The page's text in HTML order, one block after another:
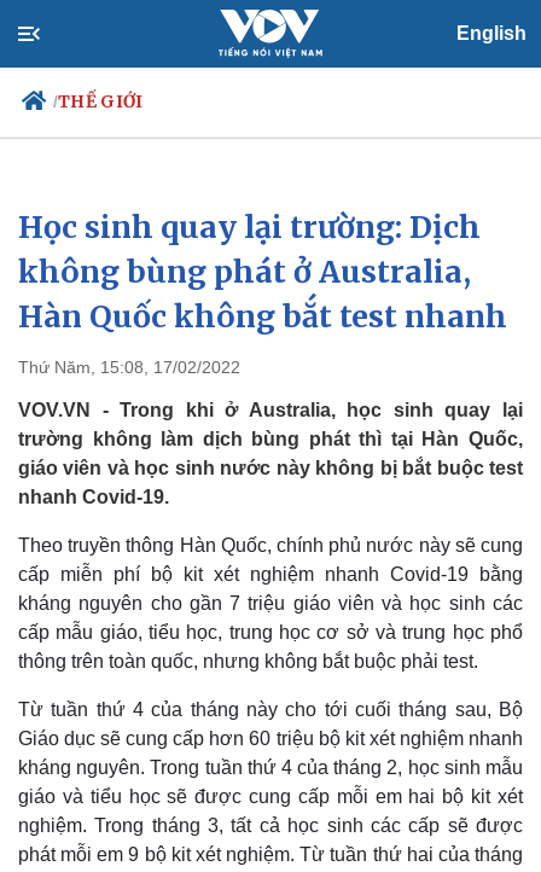
English
/THẾ GIỚI
Chính trị
Đảng
Tổ chức nhân sự
Quốc hội
Nhận diện sự thật
Xã hội
Tin 24h
Dự báo thời tiết
Giáo dục
Học sinh quay lại trường: Dịch
không bùng phát ở Australia,
Hàn Quốc không bắt test nhanh
Thứ Năm, 15:08, 17/02/2022
VOV.VN - Trong khi ở Australia, học sinh quay lại
trường không làm dịch bùng phát thì tại Hàn Quốc,
giáo viên và học sinh nước này không bị bắt buộc test
nhanh Covid-19.
Theo truyền thông Hàn Quốc, chính phủ nước này sẽ cung
cấp miễn phí bộ kit xét nghiệm nhanh Covid-19 bằng
kháng nguyên cho gần 7 triệu giáo viên và học sinh các
cấp mẫu giáo, tiểu học, trung học cơ sở và trung học phổ
thông trên toàn quốc, nhưng không bắt buộc phải test.
Từ tuần thứ 4 của tháng này cho tới cuối tháng sau, Bộ
Giáo dục sẽ cung cấp hơn 60 triệu bộ kit xét nghiệm nhanh
kháng nguyên. Trong tuần thứ 4 của tháng 2, học sinh mẫu
giáo và tiểu học sẽ được cung cấp mỗi em hai bộ kit xét
nghiệm. Trong tháng 3, tất cả học sinh các cấp sẽ được
phát mỗi em 9 bộ kit xét nghiệm. Từ tuần thứ hai của tháng